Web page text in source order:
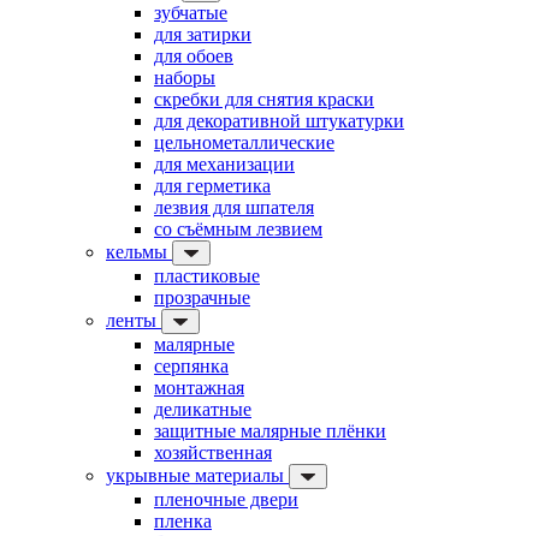
зубчатые
для затирки
для обоев
наборы
скребки для снятия краски
для декоративной штукатурки
цельнометаллические
для механизации
для герметика
лезвия для шпателя
со съёмным лезвием
кельмы
пластиковые
прозрачные
ленты
малярные
серпянка
монтажная
деликатные
защитные малярные плёнки
хозяйственная
укрывные материалы
пленочные двери
пленка